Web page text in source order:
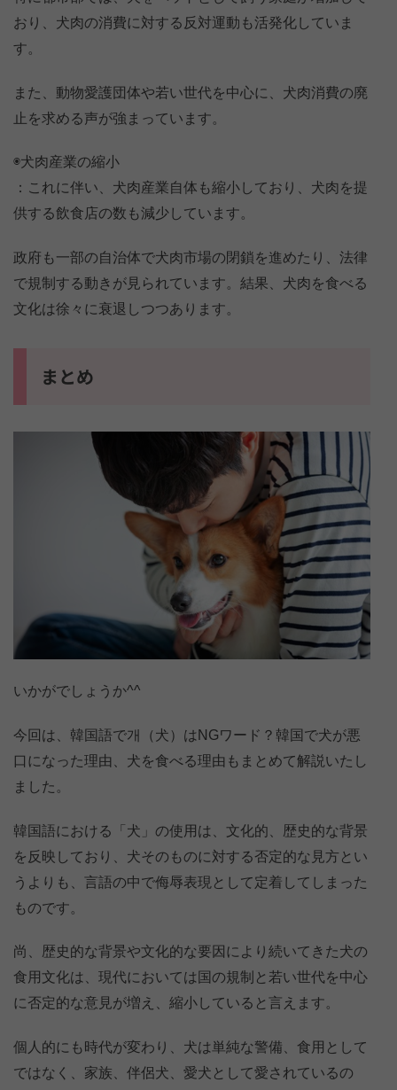
おり、犬肉の消費に対する反対運動も活発化していま
す。
また、動物愛護団体や若い世代を中心に、犬肉消費の廃
止を求める声が強まっています。
◉犬肉産業の縮小
：これに伴い、犬肉産業自体も縮小しており、犬肉を提
供する飲食店の数も減少しています。
政府も一部の自治体で犬肉市場の閉鎖を進めたり、法律
で規制する動きが見られています。結果、犬肉を食べる
文化は徐々に衰退しつつあります。
まとめ
いかがでしょうか^^
今回は、韓国語で개（犬）はNGワード？韓国で犬が悪
口になった理由、犬を食べる理由もまとめて解説いたし
ました。
韓国語における「犬」の使用は、文化的、歴史的な背景
を反映しており、犬そのものに対する否定的な見方とい
うよりも、言語の中で侮辱表現として定着してしまった
ものです。
尚、歴史的な背景や文化的な要因により続いてきた犬の
食用文化は、現代においては国の規制と若い世代を中心
に否定的な意見が増え、縮小していると言えます。
個人的にも時代が変わり、犬は単純な警備、食用として
ではなく、家族、伴侶犬、愛犬として愛されているの